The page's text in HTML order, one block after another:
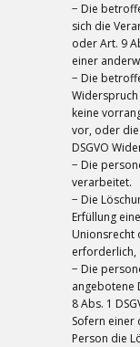
− Die
sich die
oder Art. 9
einer
− Die
keine
vor, oder
DSGVO
− Die
verarbeitet.
− Die
Erfüllung
Unionsrecht
erforderlich,
− Die
angebotene
8 Abs. 1
Sofern
Person die